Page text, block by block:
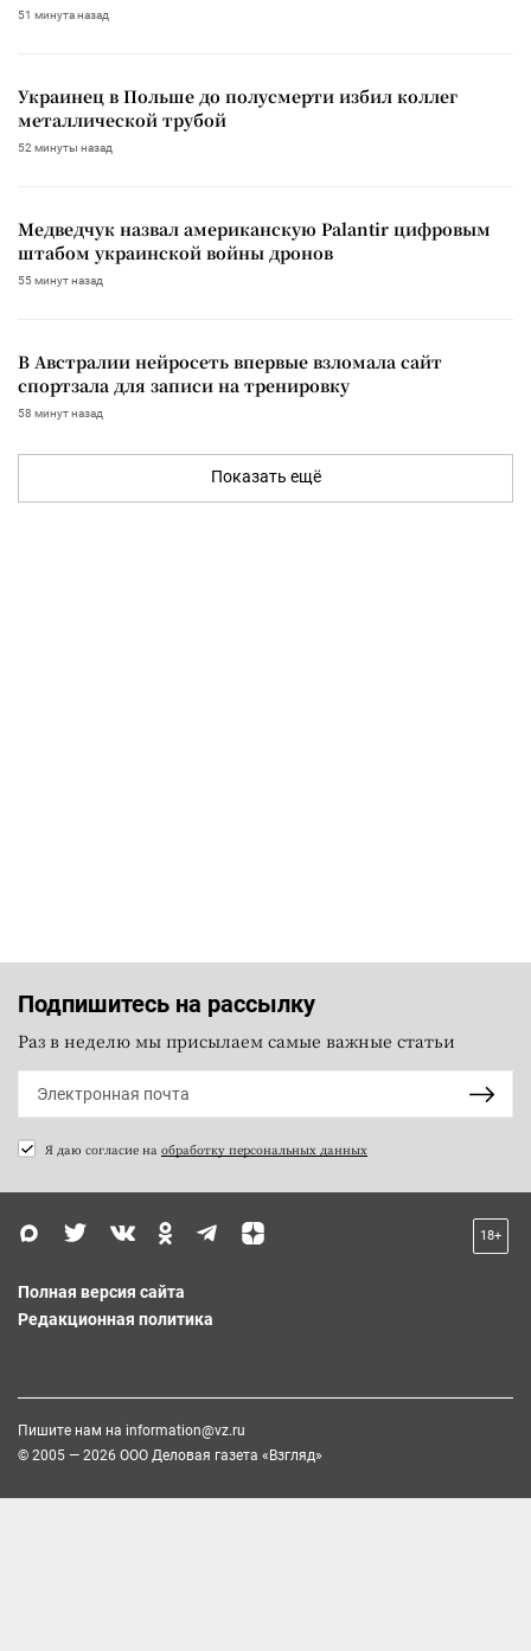
51 минута назад
Украинец в Польше до полусмерти избил коллег
металлической трубой
52 минуты назад
Медведчук назвал американскую Palantir цифровым
штабом украинской войны дронов
55 минут назад
В Австралии нейросеть впервые взломала сайт
спортзала для записи на тренировку
58 минут назад
Показать ещё
Подпишитесь на рассылку
Раз в неделю мы присылаем самые важные статьи
Я даю согласие на обработку персональных данных
18+
Полная версия сайта
Редакционная политика
Пишите нам на information@vz.ru
© 2005 — 2026 ООО Деловая газета «Взгляд»